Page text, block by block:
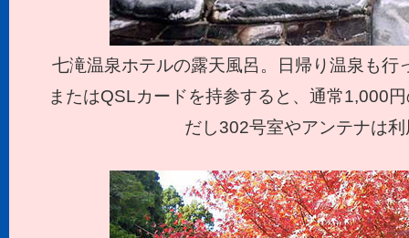
七滝温泉ホテルの露天風呂。日帰り温泉も行
またはQSLカードを持参すると、通常1,000
だし302号室やアンテナは